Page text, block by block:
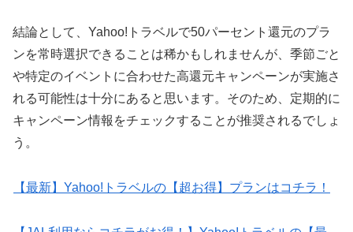
結論として、Yahoo!トラベルで50パーセント還元のプラ
ンを常時選択できることは稀かもしれませんが、季節ごと
や特定のイベントに合わせた高還元キャンペーンが実施さ
れる可能性は十分にあると思います。そのため、定期的に
キャンペーン情報をチェックすることが推奨されるでしょ
う。
【最新】Yahoo!トラベルの【超お得】プランはコチラ！